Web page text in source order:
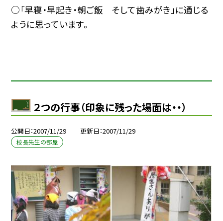
○「早寝・早起き・朝ご飯 そして歯みがき」に通じる
ように思っています。
２つの行事（印象に残った場面は・・）
公開日 2007/11/29 更新日 2007/11/29
校長先生の部屋